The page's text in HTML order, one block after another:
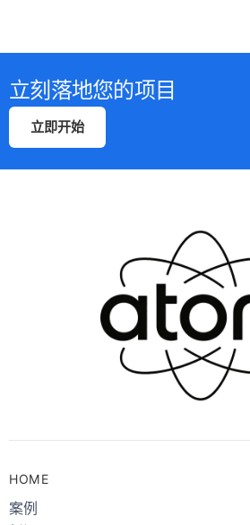
立刻落地您的项目
立即开始
HOME
案例